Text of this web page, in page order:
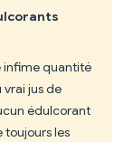
infime quantité
jus de
édulcorant
toujours les